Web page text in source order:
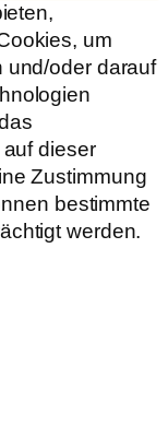
um
und/oder darauf
dieser
Zustimmung
bestimmte
werden.